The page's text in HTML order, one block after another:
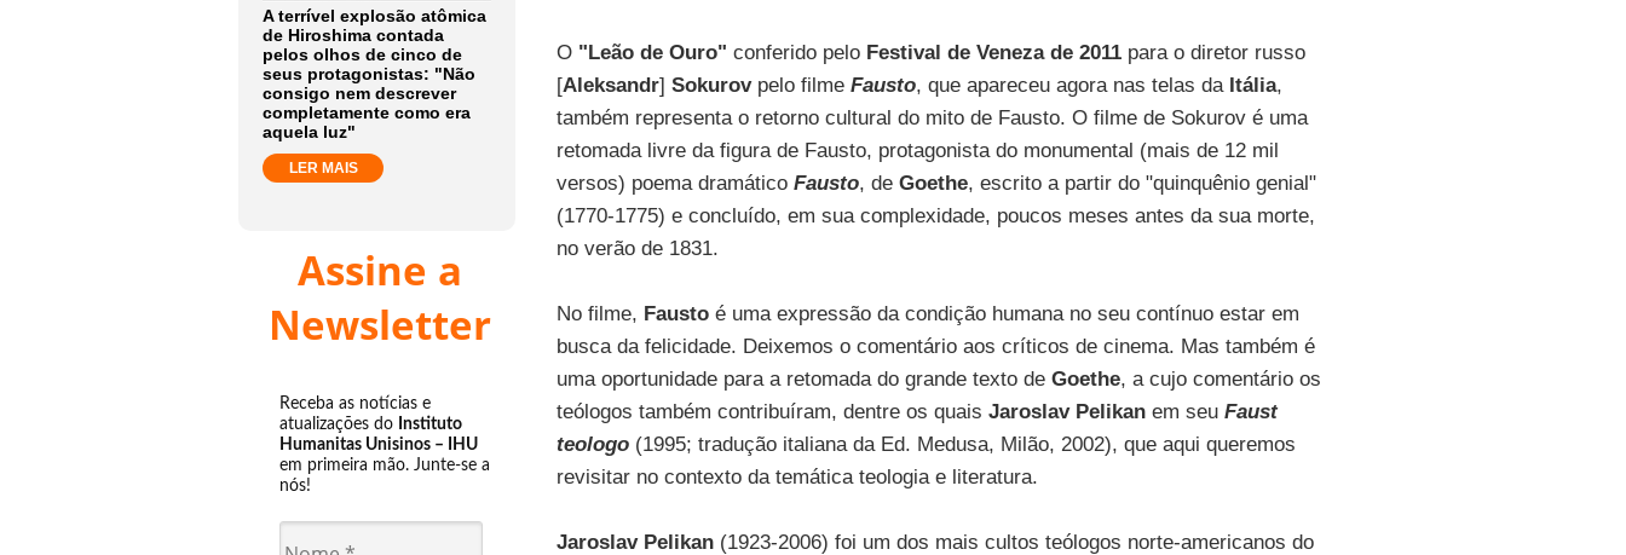
A terrível explosão atômica
de Hiroshima contada
pelos olhos de cinco de
seus protagonistas: "Não
consigo nem descrever
completamente como era
aquela luz"
LER MAIS
Assine a
Newsletter
Receba as notícias e
atualizações do Instituto
Humanitas Unisinos – IHU
em primeira mão. Junte-se a
nós!
O "Leão de Ouro" conferido pelo Festival de Veneza de 2011 para o diretor russo
[Aleksandr] Sokurov pelo filme Fausto, que apareceu agora nas telas da Itália,
também representa o retorno cultural do mito de Fausto. O filme de Sokurov é uma
retomada livre da figura de Fausto, protagonista do monumental (mais de 12 mil
versos) poema dramático Fausto, de Goethe, escrito a partir do "quinquênio genial"
(1770-1775) e concluído, em sua complexidade, poucos meses antes da sua morte,
no verão de 1831.
No filme, Fausto é uma expressão da condição humana no seu contínuo estar em
busca da felicidade. Deixemos o comentário aos críticos de cinema. Mas também é
uma oportunidade para a retomada do grande texto de Goethe, a cujo comentário os
teólogos também contribuíram, dentre os quais Jaroslav Pelikan em seu Faust
teologo(1995; tradução italiana da Ed. Medusa, Milão, 2002), que aqui queremos
revisitar no contexto da temática teologia e literatura.
Jaroslav Pelikan (1923-2006) foi um dos mais cultos teólogos norte-americanos do